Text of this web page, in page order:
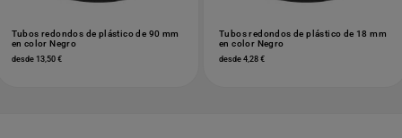
Tubos redondos de plástico de 90 mm
en color Negro
desde 13,50 €
Tubos redondos de plástico de 18 mm
en color Negro
desde 4,28 €